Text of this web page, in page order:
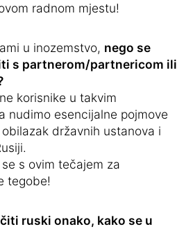
radnom mjestu!
u inozemstvo, nego se
s partnerom/partnericom ili
korisnike u takvim
nudimo esencijalne pojmove
državnih ustanova i
s ovim tečajem za
tegobe!
ruski onako, kako se u